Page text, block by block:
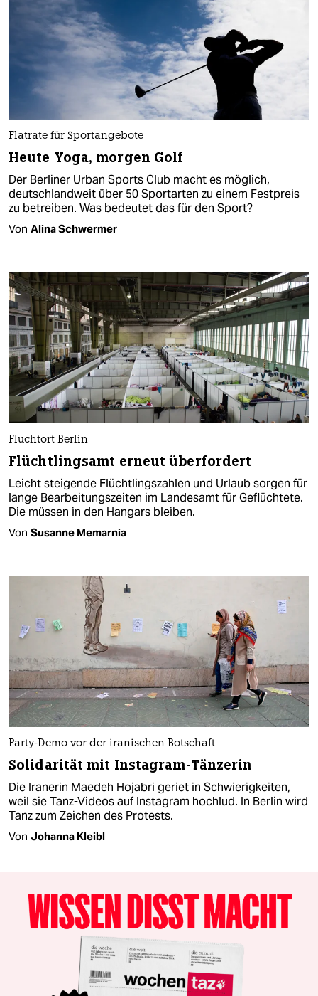
Flatrate für Sportangebote
Heute Yoga, morgen Golf
Der Berliner Urban Sports Club macht es möglich,
deutschlandweit über 50 Sportarten zu einem Festpreis
zu betreiben. Was bedeutet das für den Sport?
Von Alina Schwermer
Fluchtort Berlin
Flüchtlingsamt erneut überfordert
Leicht steigende Flüchtlingszahlen und Urlaub sorgen für
lange Bearbeitungszeiten im Landesamt für Geflüchtete.
Die müssen in den Hangars bleiben.
Von Susanne Memarnia
Party-Demo vor der iranischen Botschaft
Solidarität mit Instagram-Tänzerin
Die Iranerin Maedeh Hojabri geriet in Schwierigkeiten,
weil sie Tanz-Videos auf Instagram hochlud. In Berlin wird
Tanz zum Zeichen des Protests.
Von Johanna Kleibl